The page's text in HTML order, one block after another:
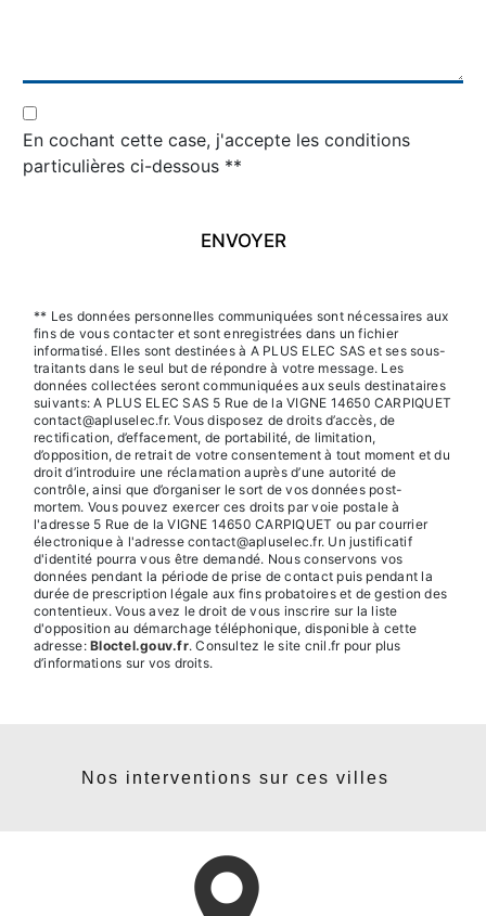
En cochant cette case, j'accepte les conditions
particulières ci-dessous **
ENVOYER
** Les données personnelles communiquées sont nécessaires aux
fins de vous contacter et sont enregistrées dans un fichier
informatisé. Elles sont destinées à A PLUS ELEC SAS et ses sous-
traitants dans le seul but de répondre à votre message. Les
données collectées seront communiquées aux seuls destinataires
suivants: A PLUS ELEC SAS 5 Rue de la VIGNE 14650 CARPIQUET
contact@apluselec.fr. Vous disposez de droits d’accès, de
rectification, d’effacement, de portabilité, de limitation,
d’opposition, de retrait de votre consentement à tout moment et du
droit d’introduire une réclamation auprès d’une autorité de
contrôle, ainsi que d’organiser le sort de vos données post-
mortem. Vous pouvez exercer ces droits par voie postale à
l'adresse 5 Rue de la VIGNE 14650 CARPIQUET ou par courrier
électronique à l'adresse contact@apluselec.fr. Un justificatif
d'identité pourra vous être demandé. Nous conservons vos
données pendant la période de prise de contact puis pendant la
durée de prescription légale aux fins probatoires et de gestion des
contentieux. Vous avez le droit de vous inscrire sur la liste
d'opposition au démarchage téléphonique, disponible à cette
adresse:Bloctel.gouv.fr. Consultez le site cnil.fr pour plus
d’informations sur vos droits.
Nos interventions sur ces villes